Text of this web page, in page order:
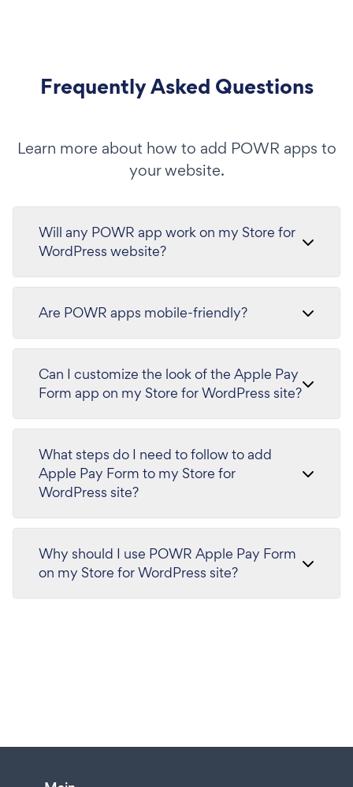
Frequently Asked Questions
Learn more about how to add POWR apps to
your website.
Will any POWR app work on my Store for
WordPress website?
Are POWR apps mobile-friendly?
Can I customize the look of the Apple Pay
Form app on my Store for WordPress site?
What steps do I need to follow to add
Apple Pay Form to my Store for
WordPress site?
Why should I use POWR Apple Pay Form
on my Store for WordPress site?